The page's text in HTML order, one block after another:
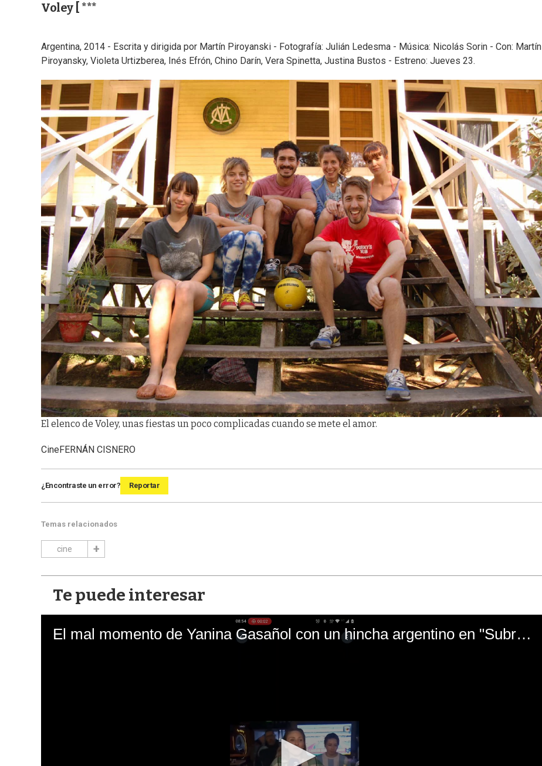
Voley [ ***
Argentina, 2014 - Escrita y dirigida por Martín Piroyanski - Fotografía: Julián Ledesma - Música: Nicolás Sorin - Con: Martín
Piroyansky, Violeta Urtizberea, Inés Efrón, Chino Darín, Vera Spinetta, Justina Bustos - Estreno: Jueves 23.
El elenco de Voley, unas fiestas un poco complicadas cuando se mete el amor.
CineFERNÁN CISNERO
¿Encontraste un error? Reportar
Temas relacionados
cine
Te puede interesar
El mal momento de Yanina Gasañol con un hincha argentino en "Subrayado"